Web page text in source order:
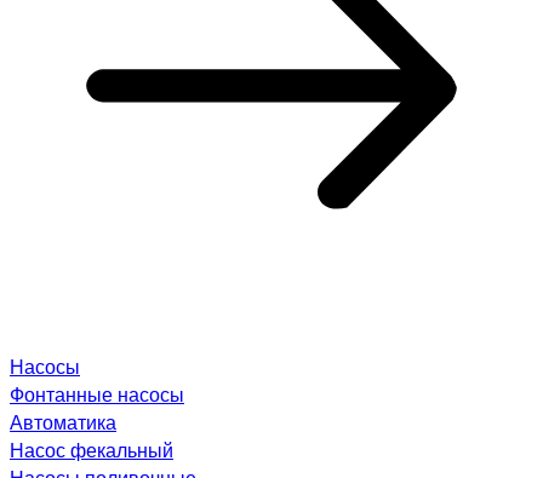
Насосы
Фонтанные насосы
Автоматика
Насос фекальный